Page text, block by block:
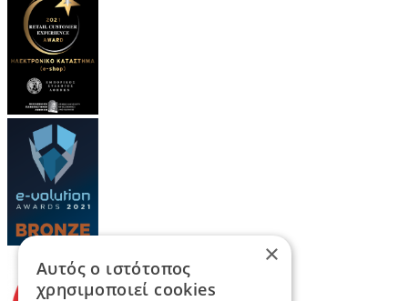
×
Αυτός ο ιστότοπος
χρησιμοποιεί cookies